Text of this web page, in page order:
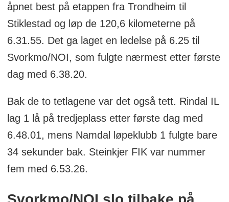
åpnet best på etappen fra Trondheim til
Stiklestad og løp de 120,6 kilometerne på
6.31.55. Det ga laget en ledelse på 6.25 til
Svorkmo/NOI, som fulgte nærmest etter første
dag med 6.38.20.
Bak de to tetlagene var det også tett. Rindal IL
lag 1 lå på tredjeplass etter første dag med
6.48.01, mens Namdal løpeklubb 1 fulgte bare
34 sekunder bak. Steinkjer FIK var nummer
fem med 6.53.26.